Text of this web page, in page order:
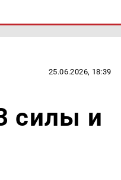
25.06.2026, 18:39
силы и